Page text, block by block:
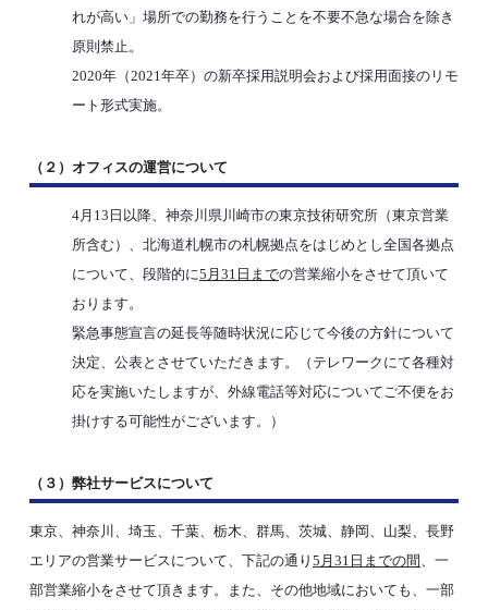
れが高い」場所での勤務を行うことを不要不急な場合を除き
原則禁止。
2020年（2021年卒）の新卒採用説明会および採用面接のリモ
ート形式実施。
（２）オフィスの運営について
4月13日以降、神奈川県川崎市の東京技術研究所（東京営業
所含む）、北海道札幌市の札幌拠点をはじめとし全国各拠点
について、段階的に5月31日までの営業縮小をさせて頂いて
おります。
緊急事態宣言の延長等随時状況に応じて今後の方針について
決定、公表とさせていただきます。（テレワークにて各種対
応を実施いたしますが、外線電話等対応についてご不便をお
掛けする可能性がございます。）
（３）弊社サービスについて
東京、神奈川、埼玉、千葉、栃木、群馬、茨城、静岡、山梨、長野
エリアの営業サービスについて、下記の通り 5月31日までの間 、一
部営業縮小をさせて頂きます。
また、その他地域においても、一部